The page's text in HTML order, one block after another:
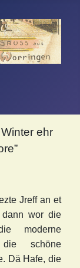
ehr
Jreff an et
dann wor die
moderne
schöne
Dä Hafe, die